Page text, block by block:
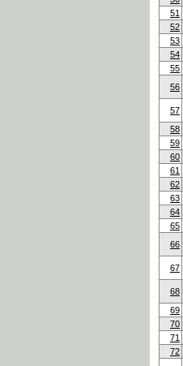
51
52
53
54
55
56
57
58
59
60
61
62
63
64
65
66
67
68
69
70
71
72